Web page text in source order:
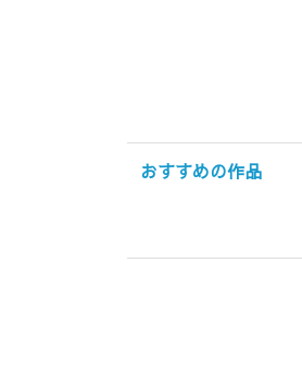
おすすめの作品